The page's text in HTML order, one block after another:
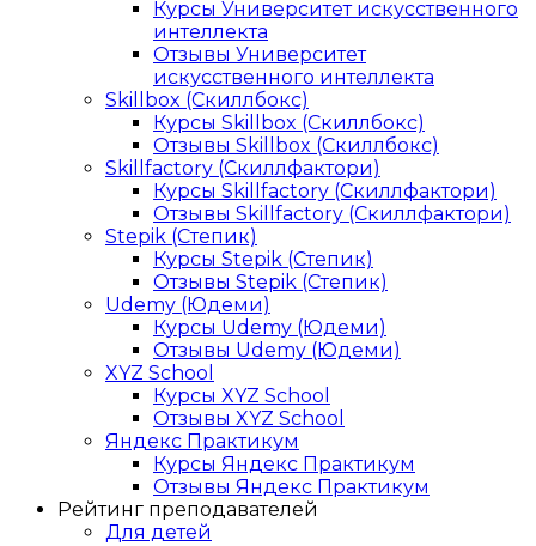
Курсы Университет искусственного
интеллекта
Отзывы Университет
искусственного интеллекта
Skillbox (Скиллбокс)
Курсы Skillbox (Скиллбокс)
Отзывы Skillbox (Скиллбокс)
Skillfactory (Скиллфактори)
Курсы Skillfactory (Скиллфактори)
Отзывы Skillfactory (Скиллфактори)
Stepik (Степик)
Курсы Stepik (Степик)
Отзывы Stepik (Степик)
Udemy (Юдеми)
Курсы Udemy (Юдеми)
Отзывы Udemy (Юдеми)
XYZ School
Курсы XYZ School
Отзывы XYZ School
Яндекс Практикум
Курсы Яндекс Практикум
Отзывы Яндекс Практикум
Рейтинг преподавателей
Для детей